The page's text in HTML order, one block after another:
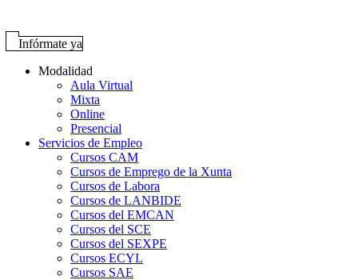
Infórmate ya
Modalidad
Aula Virtual
Mixta
Online
Presencial
Servicios de Empleo
Cursos CAM
Cursos de Emprego de la Xunta
Cursos de Labora
Cursos de LANBIDE
Cursos del EMCAN
Cursos del SCE
Cursos del SEXPE
Cursos ECYL
Cursos SAE